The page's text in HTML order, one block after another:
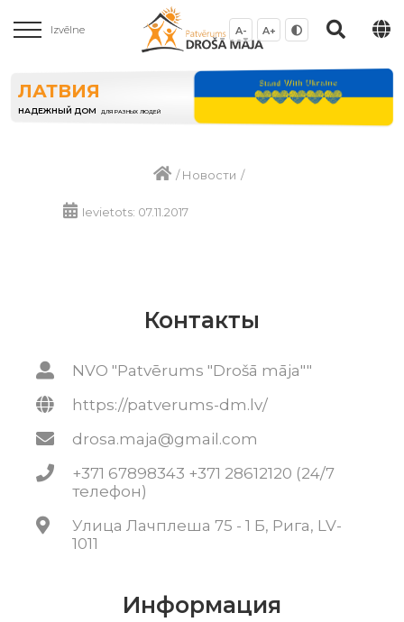
Izvēlne A- A+
ЛАТВИЯ
НАДЕЖНЫЙ ДОМ ДЛЯ РАЗНЫХ ЛЮДЕЙ
/Новости /
Ievietots: 07.11.2017
Контакты
NVO "Patvērums "Drošā māja""
https://patverums-dm.lv/
drosa.maja@gmail.com
+371 67898343 +371 28612120 (24/7
телефон)
Улица Лачплеша 75 - 1 Б, Рига, LV-
1011
Информация